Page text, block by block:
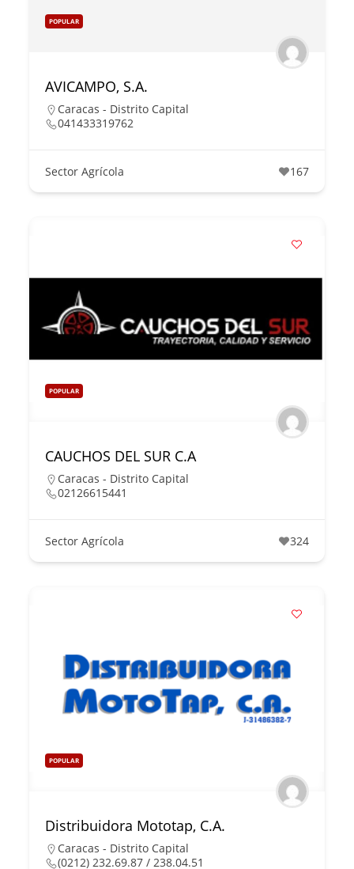
POPULAR
AVICAMPO, S.A.
Caracas - Distrito Capital
041433319762
Sector Agrícola 167
POPULAR
CAUCHOS DEL SUR C.A
Caracas - Distrito Capital
02126615441
Sector Agrícola 324
POPULAR
Distribuidora Mototap, C.A.
Caracas - Distrito Capital
(0212) 232.69.87 / 238.04.51